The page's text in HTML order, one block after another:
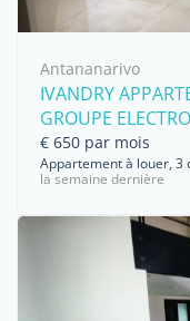
Antananarivo
IVANDRY
GROUPE
€ 650 par mois
Appartement à louer, 3
la semaine dernière